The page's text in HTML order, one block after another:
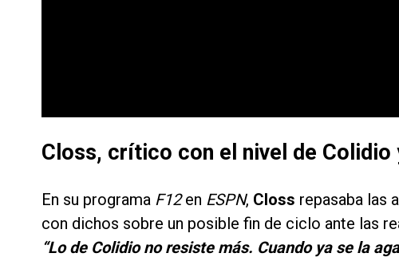
Closs, crítico con el nivel de Colidio
En su programa F12en ESPN, Closs repasaba las
con dichos sobre un posible fin de ciclo ante las
“Lo de Colidio no resiste más. Cuando ya se la